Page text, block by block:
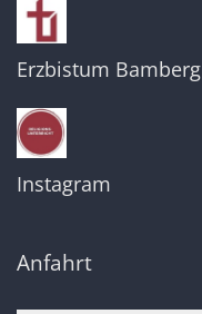
Erzbistum Bamberg
Instagram
Anfahrt